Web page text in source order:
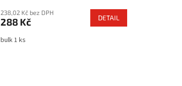
238,02 Kč bez DPH
288 Kč DETAIL
bulk 1 ks